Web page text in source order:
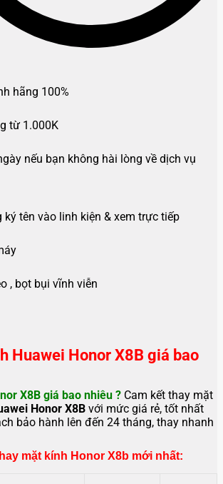
hãng 100%
từ 1.000K
nếu bạn không hài lòng về dịch vụ
ký tên vào linh kiện & xem trực tiếp
, bọt bụi vĩnh viễn
Huawei Honor X8B giá bao
X8B giá bao nhiêu ? Cam kết thay mặt
Honor X8B với mức giá rẻ, tốt nhất
bảo hành lên đến 24 tháng, thay nhanh
mặt kính Honor X8b mới nhất: